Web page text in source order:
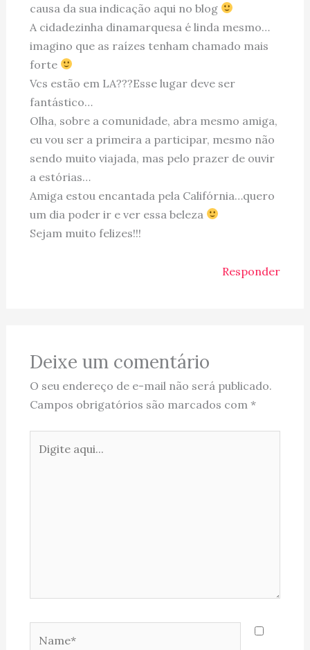
causa da sua indicação aqui no blog
A cidadezinha dinamarquesa é linda mesmo…
imagino que as raízes tenham chamado mais
forte
Vcs estão em LA???Esse lugar deve ser
fantástico…
Olha, sobre a comunidade, abra mesmo amiga,
eu vou ser a primeira a participar, mesmo não
sendo muito viajada, mas pelo prazer de ouvir
a estórias…
Amiga estou encantada pela Califórnia…quero
um dia poder ir e ver essa beleza
Sejam muito felizes!!!
Responder
Deixe um comentário
O seu endereço de e-mail não será publicado.
Campos obrigatórios são marcados com *
aqui...